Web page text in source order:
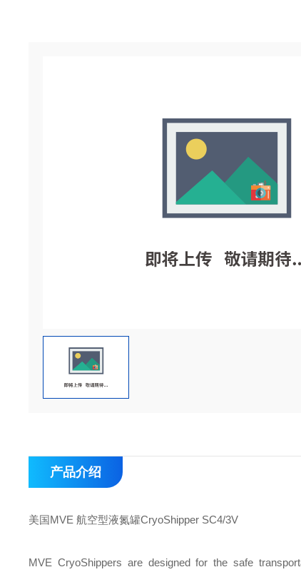
产品介绍
美国MVE 航空型液氮罐CryoShipper SC4/3V
MVE CryoShippers are designed for the safe